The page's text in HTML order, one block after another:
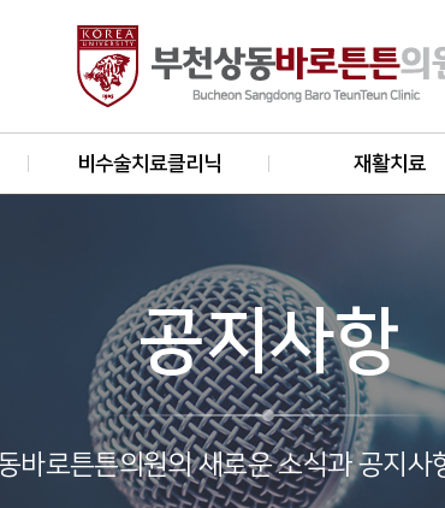
비수술치료클리닉 재활치료
공지사항
바로튼튼의원의 새로운 소식과 공지사